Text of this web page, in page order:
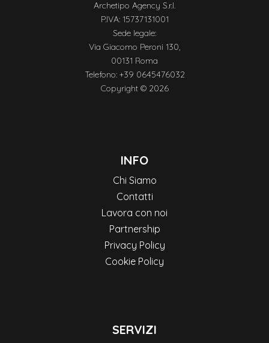
Archetipo Agency S.r.l.
P.IVA: 15737131001
Sede legale:
Via Giacomo Peroni 130,
00131 Roma
Telefono: +39 0645476032
Copyright © 2026
INFO
Chi Siamo
Contatti
Lavora con noi
Partnership
Privacy Policy
Cookie Policy
SERVIZI